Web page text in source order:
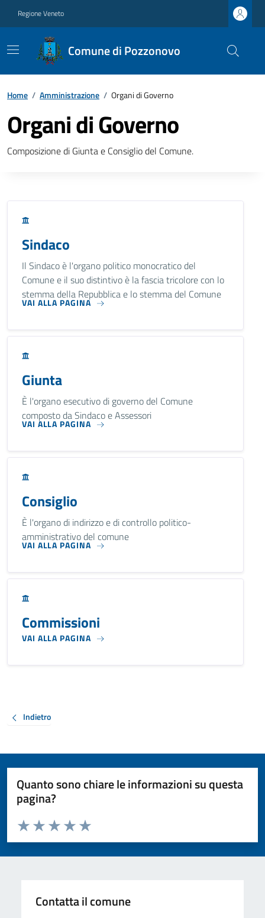
Regione Veneto
Comune di Pozzonovo
Home / Amministrazione / Organi di Governo
Organi di Governo
Composizione di Giunta e Consiglio del Comune.
Sindaco
Il Sindaco è l'organo politico monocratico del
Comune e il suo distintivo è la fascia tricolore con lo
stemma della Repubblica e lo stemma del Comune
VAI ALLA PAGINA
Giunta
È l'organo esecutivo di governo del Comune
composto da Sindaco e Assessori
VAI ALLA PAGINA
Consiglio
È l'organo di indirizzo e di controllo politico-
amministrativo del comune
VAI ALLA PAGINA
Commissioni
VAI ALLA PAGINA
Indietro
Quanto sono chiare le informazioni su questa
pagina?
Valuta da 1 a 5 stelle la pagina
Valuta 5 stelle su 5
Valuta 4 stelle su 5
Valuta 3 stelle su 5
Valuta 2 stelle su 5
Valuta 1 stelle su 5
Contatta il comune